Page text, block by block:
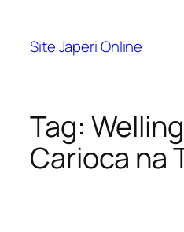
Site Japeri Online
Tag:
Carioca na